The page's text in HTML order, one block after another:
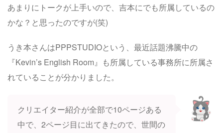
あまりにトークが上手いので、吉本にでも所属しているの
かな？と思ったのですが(笑)
うき本さんはPPPSTUDIOという、最近話題沸騰中の
『Kevin’s English Room』も所属している事務所に所属さ
れていることが分かりました。
クリエイター紹介が全部で10ページある
中で、2ページ目に出てきたので、世間の